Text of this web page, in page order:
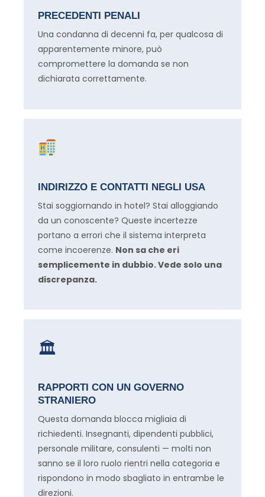
PRECEDENTI PENALI
Una condanna di decenni fa, per qualcosa di
apparentemente minore, può
compromettere la domanda se non
dichiarata correttamente.
INDIRIZZO E CONTATTI NEGLI USA
Stai soggiornando in hotel? Stai alloggiando
da un conoscente? Queste incertezze
portano a errori che il sistema interpreta
come incoerenze. Non sa che eri
semplicemente in dubbio. Vede solo una
discrepanza.
🏛
RAPPORTI CON UN GOVERNO
STRANIERO
Questa domanda blocca migliaia di
richiedenti. Insegnanti, dipendenti pubblici,
personale militare, consulenti — molti non
sanno se il loro ruolo rientri nella categoria e
rispondono in modo sbagliato in entrambe le
direzioni.